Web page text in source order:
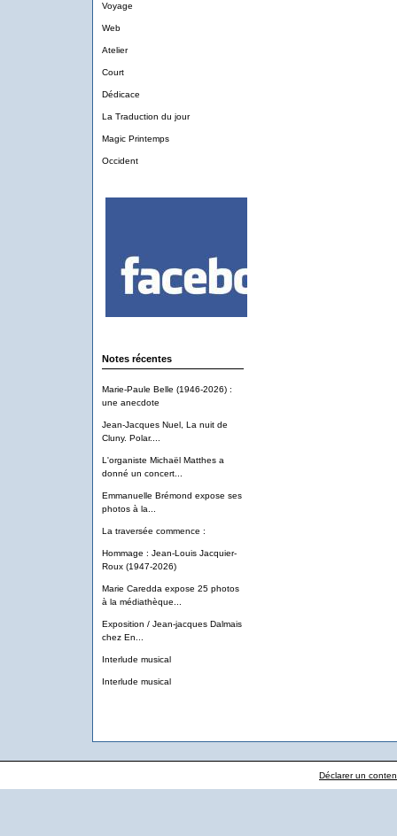
Voyage
Web
Atelier
Court
Dédicace
La Traduction du jour
Magic Printemps
Occident
Notes récentes
Marie-Paule Belle (1946-2026) :
une anecdote
Jean-Jacques Nuel, La nuit de
Cluny. Polar....
L'organiste Michaël Matthes a
donné un concert...
Emmanuelle Brémond expose ses
photos à la...
La traversée commence :
Hommage : Jean-Louis Jacquier-
Roux (1947-2026)
Marie Caredda expose 25 photos
à la médiathèque...
Exposition / Jean-jacques Dalmais
chez En...
Interlude musical
Interlude musical
Déclarer un